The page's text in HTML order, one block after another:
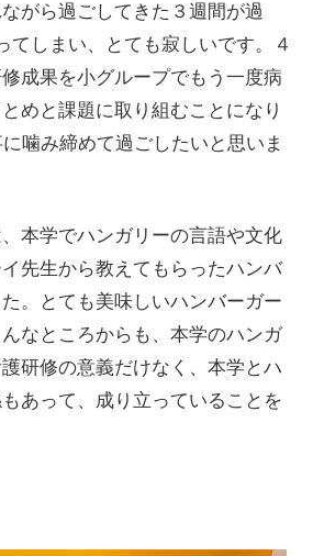
がら過ごしてきた３週間が過
てしまい、とても寂しいです。４
成果を小グループでもう一度病
めと課題に取り組むことになり
噛み締めて過ごしたいと思いま
本学でハンガリーの言語や文化
先生から教えてもらったハンバ
。とても美味しいハンバーガー
なところからも、本学のハンガ
研修の意義だけなく、本学とハ
あって、成り立っていることを